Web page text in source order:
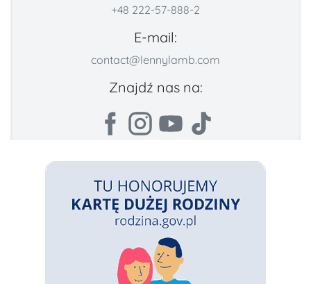
+48 222-57-888-2
E-mail:
contact@lennylamb.com
Znajdź nas na: